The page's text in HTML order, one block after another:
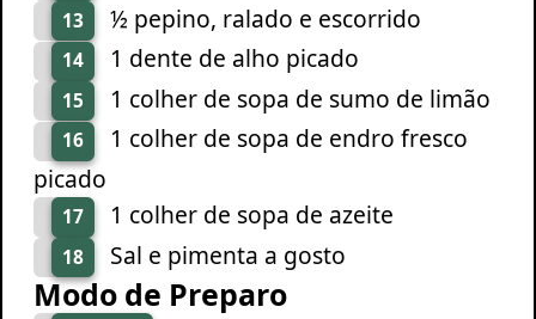
13 ½ pepino, ralado e escorrido
14 1 dente de alho picado
15 1 colher de sopa de sumo de limão
16
1 colher de sopa de endro fresco
picado
17 1 colher de sopa de azeite
18 Sal e pimenta a gosto
Modo de Preparo